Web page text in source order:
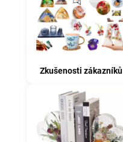
Zkušenosti zákazníků